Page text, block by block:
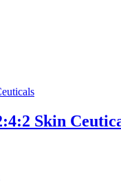
Skin